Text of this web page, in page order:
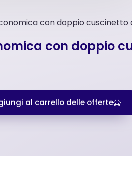
con doppio cuscinetto
con doppio
al carrello delle offerte